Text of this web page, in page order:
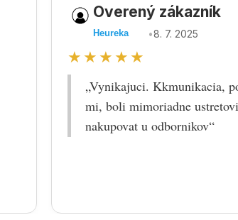
Overený zákazník
Heureka •8. 7. 2025
★★★★★
„Vynikajuci. Kkmunikacia,
mi, boli mimoriadne
nakupovat u odbornikov“